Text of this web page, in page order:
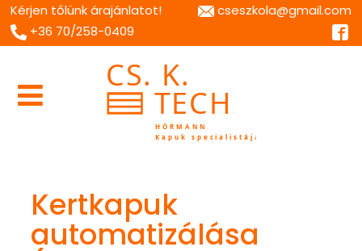
Kérjen tőlünk árajánlatot!
cseszkola@gmail.com
+36 70/258-0409
Kertkapuk
automatizálása